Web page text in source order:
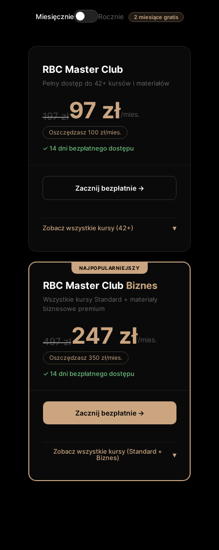
Miesięcznie Rocznie 2 miesiące gratis
RBC Master Club
Pełny dostęp do 42+ kursów i materiałów
197 zł97 zł/mies.
Oszczędzasz 100 zł/mies.
14 dni bezpłatnego dostępu
Zacznij bezpłatnie →
Zobacz wszystkie kursy (42+) ▾
NAJPOPULARNIEJSZY
RBC Master Club Biznes
Wszystkie kursy Standard + materiały
biznesowe premium
497 zł247 zł/mies.
Oszczędzasz 350 zł/mies.
14 dni bezpłatnego dostępu
Zacznij bezpłatnie →
Zobacz wszystkie kursy (Standard +
Biznes)
▾